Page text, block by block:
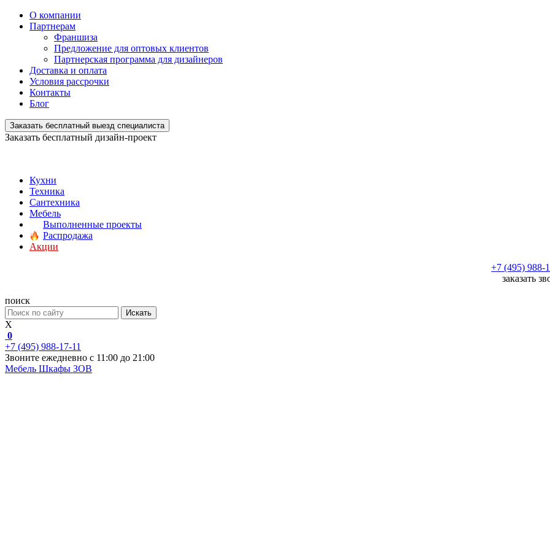
О компании
Партнерам
Франшиза
Предложение для оптовых клиентов
Партнерская программа для дизайнеров
Доставка и оплата
Условия рассрочки
Контакты
Блог
Заказать бесплатный выезд специалиста
Заказать бесплатный дизайн-проект
Кухни
Техника
Сантехника
Мебель
Выполненные проекты
Распродажа
Акции
+7 (495) 988-
заказать
поиск
Искать
X
0
+7 (495) 988-17-11
Звоните ежедневно с 11:00 до 21:00
Мебель Шкафы ЗОВ